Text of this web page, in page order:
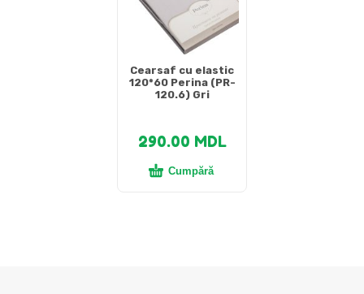
Cearsaf cu elastic
120*60 Perina (PR-
120.6) Gri
290.00 MDL
Cumpără